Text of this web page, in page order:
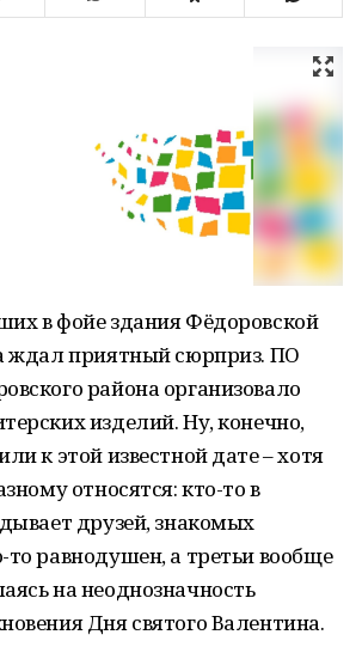
в фойе здания Фёдоровской
ждал приятный сюрприз. ПО
района организовало
изделий. Ну, конечно,
к этой известной дате – хотя
относятся: кто-то в
друзей, знакомых
равнодушен, а третьи вообще
на неоднозначность
Дня святого Валентина.